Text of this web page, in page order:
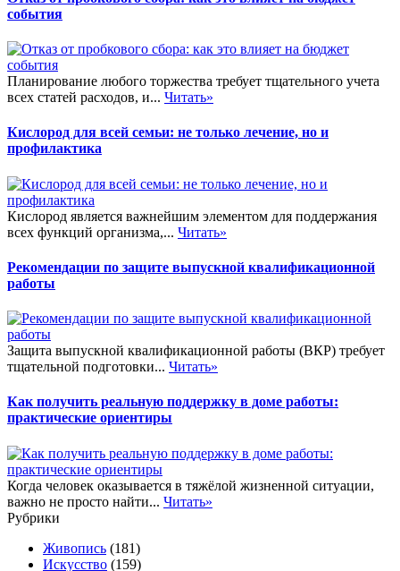
события
Планирование любого торжества требует тщательного учета
всех статей расходов, и... Читать»
Кислород для всей семьи: не только лечение, но и
профилактика
Кислород является важнейшим элементом для поддержания
всех функций организма,... Читать»
Рекомендации по защите выпускной квалификационной
работы
Защита выпускной квалификационной работы (ВКР) требует
тщательной подготовки... Читать»
Как получить реальную поддержку в доме работы:
практические ориентиры
Когда человек оказывается в тяжёлой жизненной ситуации,
важно не просто найти... Читать»
Рубрики
Живопись (181)
Искусство (159)